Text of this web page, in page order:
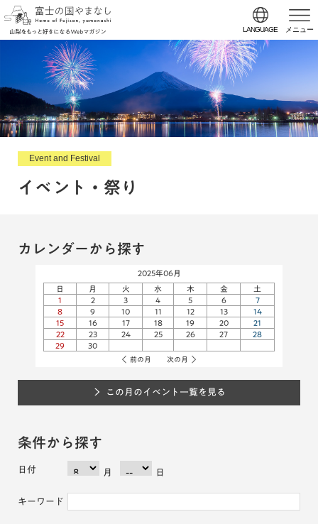
LANGUAGE メニュー
Event and Festival
イベント・祭り
カレンダーから探す
2025年06月
日
月 火 水 木 金
土
1
2 3 4 5 6
7
8
9 10 11 12 13
14
15
16 17 18 19 20
21
22
23 24 25 26 27
28
29
30
前の月 次の月
この月のイベント一覧を見る
条件から探す
日付 月 日
キーワード